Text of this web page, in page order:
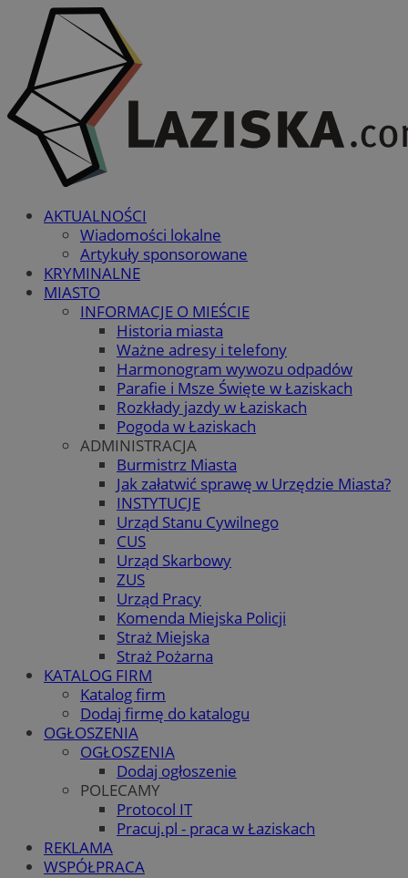
AKTUALNOŚCI
Wiadomości lokalne
Artykuły sponsorowane
KRYMINALNE
MIASTO
INFORMACJE O MIEŚCIE
Historia miasta
Ważne adresy i telefony
Harmonogram wywozu odpadów
Parafie i Msze Święte w Łaziskach
Rozkłady jazdy w Łaziskach
Pogoda w Łaziskach
ADMINISTRACJA
Burmistrz Miasta
Jak załatwić sprawę w Urzędzie Miasta?
INSTYTUCJE
Urząd Stanu Cywilnego
CUS
Urząd Skarbowy
ZUS
Urząd Pracy
Komenda Miejska Policji
Straż Miejska
Straż Pożarna
KATALOG FIRM
Katalog firm
Dodaj firmę do katalogu
OGŁOSZENIA
OGŁOSZENIA
Dodaj ogłoszenie
POLECAMY
Protocol IT
Pracuj.pl - praca w Łaziskach
REKLAMA
WSPÓŁPRACA